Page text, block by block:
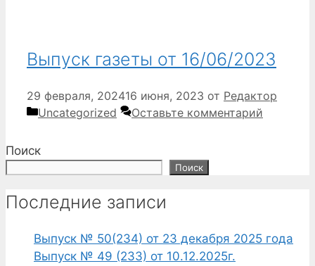
Выпуск газеты от 16/06/2023
29 февраля, 202416 июня, 2023 от Редактор
Рубрики
Uncategorized Оставьте комментарий
Поиск
Поиск
Последние записи
Выпуск № 50(234) от 23 декабря 2025 года
Выпуск № 49 (233) от 10.12.2025г.